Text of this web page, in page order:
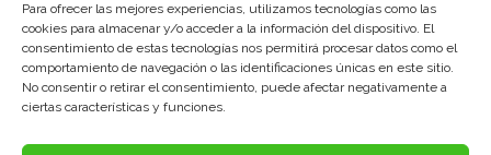
Para ofrecer las mejores experiencias, utilizamos tecnologías como las
cookies para almacenar y/o acceder a la información del dispositivo. El
consentimiento de estas tecnologías nos permitirá procesar datos como el
comportamiento de navegación o las identificaciones únicas en este sitio.
No consentir o retirar el consentimiento, puede afectar negativamente a
ciertas características y funciones.